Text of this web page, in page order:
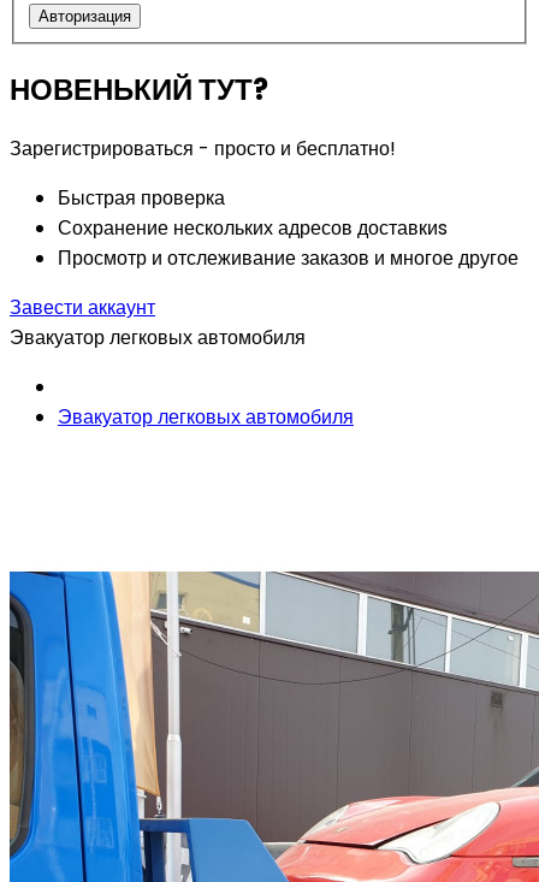
Авторизация
НОВЕНЬКИЙ ТУТ?
Зарегистрироваться - просто и бесплатно!
Быстрая проверка
Сохранение нескольких адресов доставкиs
Просмотр и отслеживание заказов и многое другое
Завести аккаунт
Эвакуатор легковых автомобиля
Эвакуатор легковых автомобиля